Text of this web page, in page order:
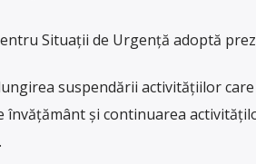
Situaţii de Urgenţă adoptă
suspendării activităţiilor
învăţământ şi continuarea